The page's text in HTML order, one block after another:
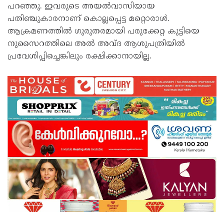
പറഞ്ഞു. ഇവരുടെ അയൽവാസിയായ
പതിഞ്ചുകാരനാണ് കൊല്ലപ്പെട്ട മറ്റൊരാൾ.
ആക്രമണത്തിൽ ഗുരുതരമായി പരുക്കേറ്റ കുട്ടിയെ
നുസൈറത്തിലെ അൽ അവ്ദ ആശുപത്രിയിൽ
പ്രവേശിപ്പിച്ചെങ്കിലും രക്ഷിക്കാനായില്ല.